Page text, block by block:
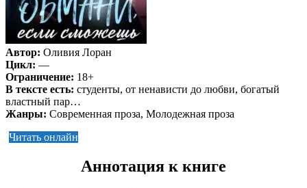
Автор: Оливия Лоран
Цикл: —
Ограничение: 18+
В тексте есть: студенты, от ненависти до любви, богатый
властный пар…
Жанры: Современная проза, Молодежная проза
Читать онлайн
Аннотация к книге